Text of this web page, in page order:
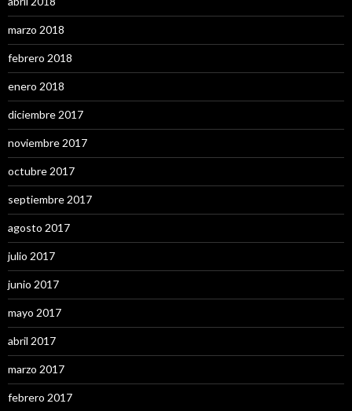
marzo 2018
febrero 2018
enero 2018
diciembre 2017
noviembre 2017
octubre 2017
septiembre 2017
agosto 2017
julio 2017
junio 2017
mayo 2017
abril 2017
marzo 2017
febrero 2017